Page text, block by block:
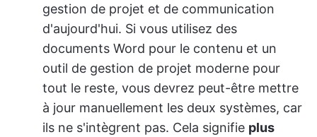
gestion de projet et de communication
d'aujourd'hui. Si vous utilisez des
documents Word pour le contenu et un
outil de gestion de projet moderne pour
tout le reste, vous devrez peut-être mettre
à jour manuellement les deux systèmes, car
ils ne s'intègrent pas. Cela signifie plus